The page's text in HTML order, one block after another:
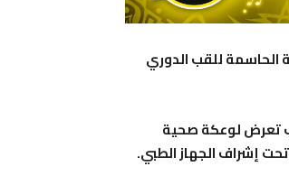
للقب الدوري
تعرض لوعكة صحية
إشراف الجهاز الطبي.